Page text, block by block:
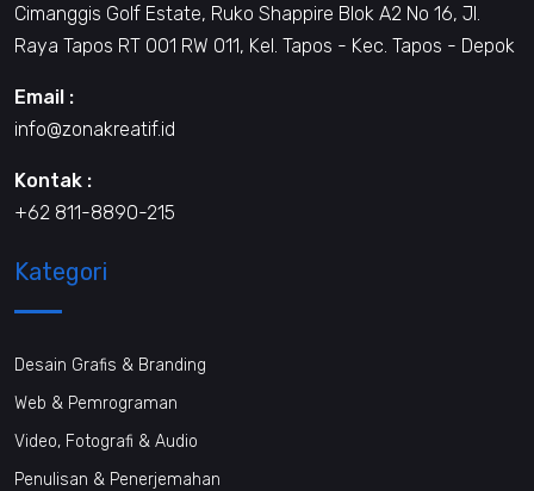
Cimanggis Golf Estate, Ruko Shappire Blok A2 No 16, Jl.
Raya Tapos RT 001 RW 011, Kel. Tapos - Kec. Tapos - Depok
Email :
info@zonakreatif.id
Kontak :
+62 811-8890-215
Kategori
Desain Grafis & Branding
Web & Pemrograman
Video, Fotografi & Audio
Penulisan & Penerjemahan